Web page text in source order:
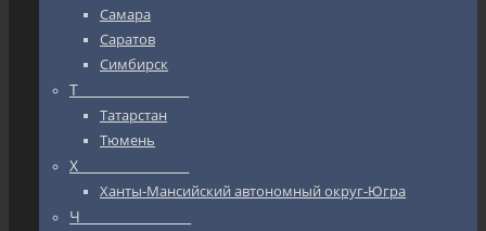
Самара
Саратов
Симбирск
Т_________________
Татарстан
Тюмень
Х_________________
Ханты-Мансийский автономный округ-Югра
Ч_________________